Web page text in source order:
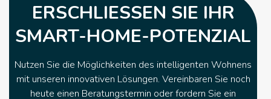
ERSCHLIESSEN SIE IHR
SMART-HOME-POTENZIAL
Nutzen Sie die Möglichkeiten des intelligenten Wohnens
mit unseren innovativen Lösungen. Vereinbaren Sie noch
heute einen Beratungstermin oder fordern Sie ein